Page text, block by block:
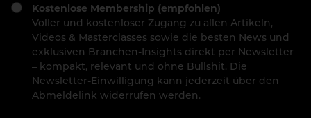
Kostenlose Membership (empfohlen)
Voller und kostenloser Zugang zu allen Artikeln,
Videos & Masterclasses sowie die besten News und
exklusiven Branchen-Insights direkt per Newsletter
– kompakt, relevant und ohne Bullshit. Die
Newsletter-Einwilligung kann jederzeit über den
Abmeldelink widerrufen werden.